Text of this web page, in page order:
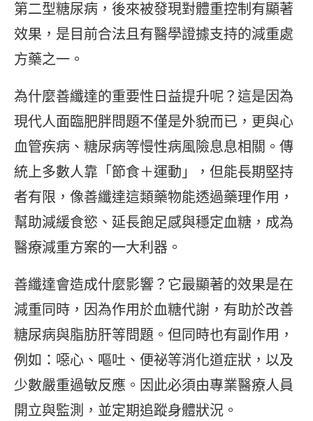
第二型糖尿病，後來被發現對體重控制有顯著
效果，是目前合法且有醫學證據支持的減重處
方藥之一。
為什麼善纖達的重要性日益提升呢？這是因為
現代人面臨肥胖問題不僅是外貌而已，更與心
血管疾病、糖尿病等慢性病風險息息相關。傳
統上多數人靠「節食＋運動」，但能長期堅持
者有限，像善纖達這類藥物能透過藥理作用，
幫助減緩食慾、延長飽足感與穩定血糖，成為
醫療減重方案的一大利器。
善纖達會造成什麼影響？它最顯著的效果是在
減重同時，因為作用於血糖代謝，有助於改善
糖尿病與脂肪肝等問題。但同時也有副作用，
例如：噁心、嘔吐、便祕等消化道症狀，以及
少數嚴重過敏反應。因此必須由專業醫療人員
開立與監測，並定期追蹤身體狀況。